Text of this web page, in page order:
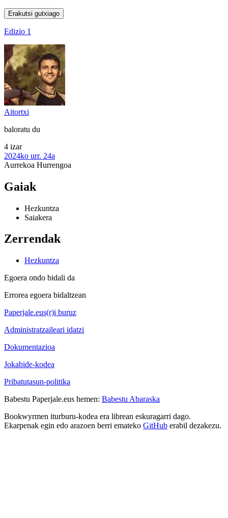
Erakutsi gutxiago
Edizio 1
Aitortxi
baloratu du
4 izar
2024ko urr. 24a
Aurrekoa Hurrengoa
Gaiak
Hezkuntza
Saiakera
Zerrendak
Hezkuntza
Egoera ondo bidali da
Errorea egoera bidaltzean
Paperjale.eus(r)i buruz
Administratzaileari idatzi
Dokumentazioa
Jokabide-kodea
Pribatutasun-politika
Babestu Paperjale.eus hemen: Babestu Abaraska
Bookwyrmen iturburu-kodea era librean eskuragarri dago.
Ekarpenak egin edo arazoen berri emateko GitHub erabil dezakezu.